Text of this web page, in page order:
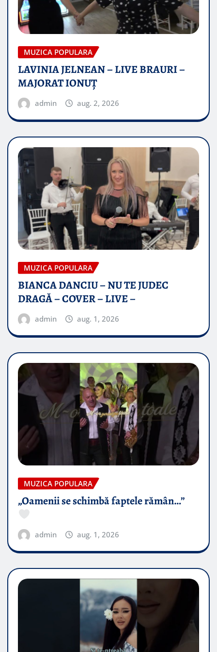
MUZICA POPULARA
LAVINIA JELNEAN – LIVE BRAURI –
MAJORAT IONUŢ
admin aug. 2, 2026
MUZICA POPULARA
BIANCA DANCIU – NU TE JUDEC
DRAGĂ – COVER – LIVE –
admin aug. 1, 2026
MUZICA POPULARA
„Oamenii se schimbă faptele rămân…”
admin aug. 1, 2026